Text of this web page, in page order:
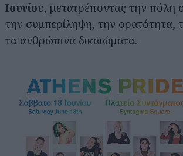
Ιουνίου, μετατρέποντας την πόλη
την συμπερίληψη, την ορατότητα,
τα ανθρώπινα δικαιώματα.